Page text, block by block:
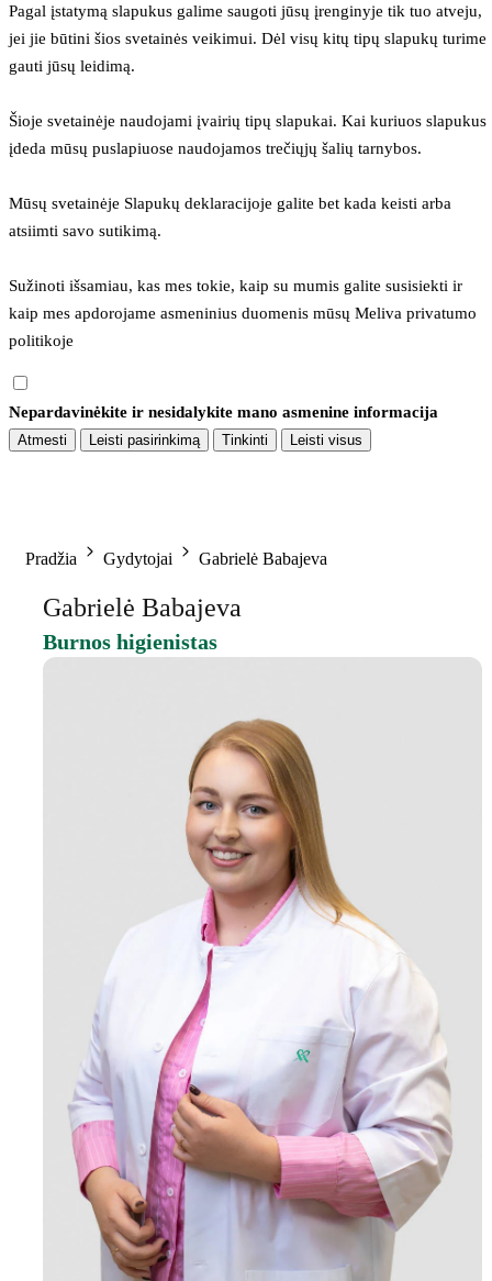
Pagal įstatymą slapukus galime saugoti jūsų įrenginyje tik tuo atveju,
jei jie būtini šios svetainės veikimui. Dėl visų kitų tipų slapukų turime
gauti jūsų leidimą.
Šioje svetainėje naudojami įvairių tipų slapukai. Kai kuriuos slapukus
įdeda mūsų puslapiuose naudojamos trečiųjų šalių tarnybos.
Mūsų svetainėje Slapukų deklaracijoje galite bet kada keisti arba
atsiimti savo sutikimą.
Sužinoti išsamiau, kas mes tokie, kaip su mumis galite susisiekti ir
kaip mes apdorojame asmeninius duomenis mūsų Meliva privatumo
politikoje
Nepardavinėkite ir nesidalykite mano asmenine informacija
Atmesti Leisti pasirinkimą Tinkinti Leisti visus
Pradžia Gydytojai Gabrielė Babajeva
Gabrielė Babajeva
Burnos higienistas